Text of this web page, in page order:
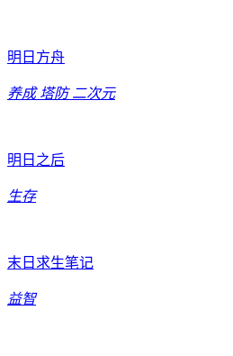
明日方舟
养成 塔防 二次元
明日之后
生存
末日求生笔记
益智